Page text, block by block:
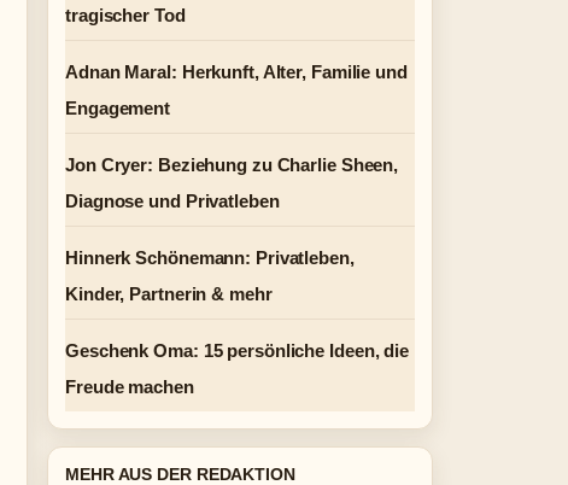
tragischer Tod
Adnan Maral: Herkunft, Alter, Familie und
Engagement
Jon Cryer: Beziehung zu Charlie Sheen,
Diagnose und Privatleben
Hinnerk Schönemann: Privatleben,
Kinder, Partnerin & mehr
Geschenk Oma: 15 persönliche Ideen, die
Freude machen
MEHR AUS DER REDAKTION